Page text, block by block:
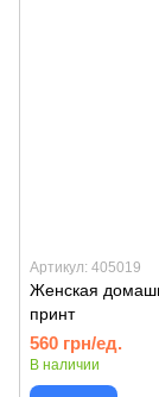
Артикул: 405019
Женская
принт
560 грн/ед.
В наличии